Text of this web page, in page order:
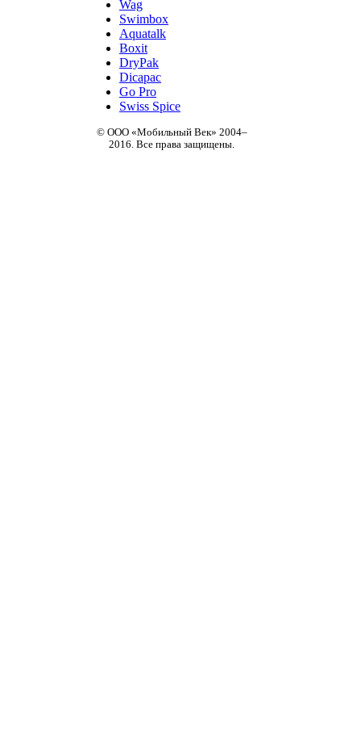
Wag
Swimbox
Aquatalk
Boxit
DryPak
Dicapac
Go Pro
Swiss Spice
© ООО «Мобильный Век» 2004–
2016. Все права защищены.